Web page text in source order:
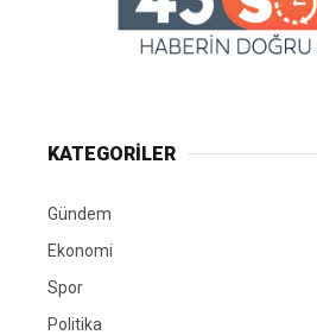
KATEGORİLER
Gündem
Ekonomi
Spor
Politika